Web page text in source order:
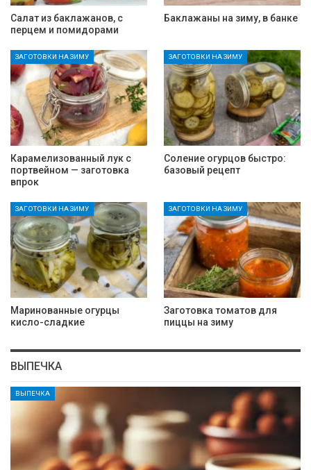
Салат из баклажанов, с
перцем и помидорами
Баклажаны на зиму, в банке
ЗАГОТОВКИ НА ЗИМУ
Карамелизованный лук с
портвейном — заготовка
впрок
ЗАГОТОВКИ НА ЗИМУ
Соление огурцов быстро:
базовый рецепт
ЗАГОТОВКИ НА ЗИМУ
Маринованные огурцы
кисло-сладкие
ЗАГОТОВКИ НА ЗИМУ
Заготовка томатов для
пиццы на зиму
ВЫПЕЧКА
ВЫПЕЧКА